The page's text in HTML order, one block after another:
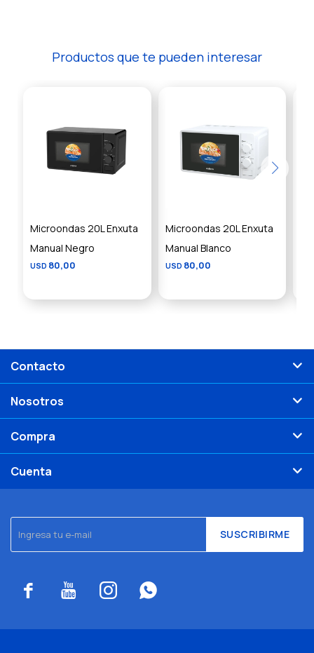
Productos que te pueden interesar
Microondas 20L Enxuta
Manual Negro
USD 80,00
Microondas 20L Enxuta
Manual Blanco
USD 80,00
SUSCRIBIRME
   
Contacto
Nosotros
Compra
Cuenta